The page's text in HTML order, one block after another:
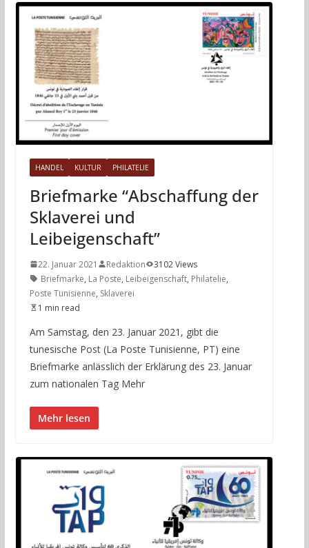
HANDEL KULTUR PHILATELIE
Briefmarke “Abschaffung der
Sklaverei und
Leibeigenschaft”
22. Januar 2021 Redaktion
3102 Views
Briefmarke, La Poste, Leibeigenschaft, Philatelie,
Poste Tunisienne, Sklaverei
1 min read
Am Samstag, den 23. Januar 2021, gibt die
tunesische Post (La Poste Tunisienne, PT) eine
Briefmarke anlässlich der Erklärung des 23. Januar
zum nationalen Tag Mehr
Mehr lesen